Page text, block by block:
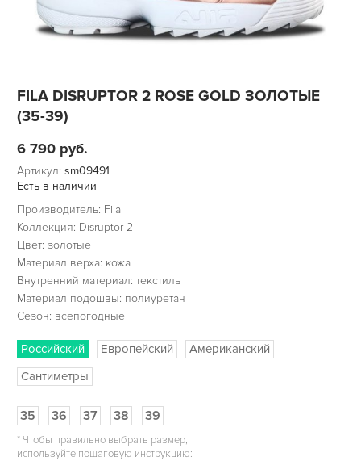
FILA DISRUPTOR 2 ROSE GOLD ЗОЛОТЫЕ
(35-39)
6 790 руб.
Артикул: sm09491
Есть в наличии
Производитель: Fila
Коллекция: Disruptor 2
Цвет: золотые
Материал верха: кожа
Внутренний материал: текстиль
Материал подошвы: полиуретан
Сезон: всепогодные
Российский Европейский
Американский
Сантиметры
35 36 37 38 39
*Чтобы правильно выбрать размер,
используйте пошаговую инструкцию: